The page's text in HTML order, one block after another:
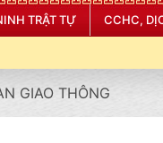
TRẬT TỰ CCHC,
GIAO THÔNG